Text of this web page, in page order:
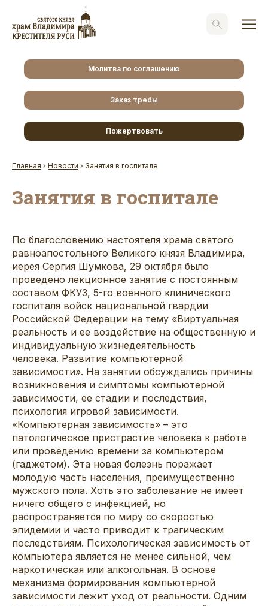
Молитва по соглашению
Заказ требы
Пожертвовать
Главная › Новости › Занятия в госпитале
Занятия в госпитале
По благословению настоятеля храма святого
равноапостольного Великого князя Владимира,
иерея Сергия Шумкова, 29 октября было
проведено лекционное занятие с постоянным
составом ФКУЗ, 5-го военного клинического
госпиталя войск национальной гвардии
Российской Федерации на тему «Виртуальная
реальность и ее воздействие на общественную и
индивидуальную жизнедеятельность
человека. Развитие компьютерной
зависимости». На занятии обсуждались причины
возникновения и симптомы компьютерной
зависимости, ее стадии и последствия,
психология игровой зависимости.
«Компьютерная зависимость» – это
патологическое пристрастие человека к работе
или проведению времени за компьютером
(гаджетом). Эта новая болезнь поражает
молодую часть населения, преимущественно
мужского пола. Хоть это заболевание не имеет
ничего общего с инфекцией, но
распространяется по миру со скоростью
эпидемии и часто приводит к трагическим
последствиям. Психологическая зависимость от
компьютера является не менее сильной, чем
наркотическая или алкогольная. В основе
механизма формирования компьютерной
зависимости лежит уход от реальности. Одним